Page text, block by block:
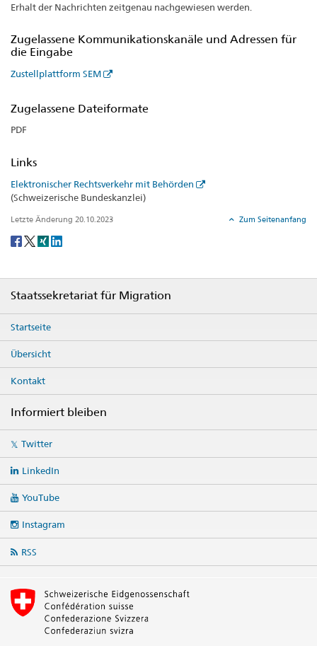
Erhalt der Nachrichten zeitgenau nachgewiesen werden.
Zugelassene Kommunikationskanäle und Adressen für
die Eingabe
Zustellplattform SEM
Zugelassene Dateiformate
PDF
Links
Elektronischer Rechtsverkehr mit Behörden
(Schweizerische Bundeskanzlei)
Letzte Änderung 20.10.2023 Zum Seitenanfang
Social
Staatssekretariat für Migration
Startseite
Übersicht
Kontakt
Informiert bleiben
mediaTwitter
LinkedIn
YouTube
Instagram
RSS